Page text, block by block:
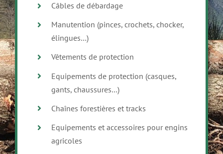
Câbles de débardage
Manutention (pinces, crochets, chocker,
élingues…)
Vêtements de protection
Equipements de protection (casques,
gants, chaussures…)
Chaînes forestières et tracks
Equipements et accessoires pour engins
agricoles